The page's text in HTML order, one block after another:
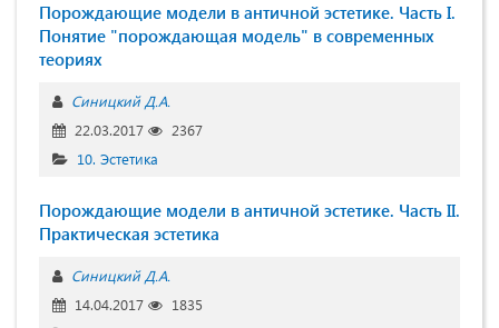
Порождающие модели в античной эстетике. Часть I.
Понятие "порождающая модель" в современных
теориях
Синицкий Д.А.
22.03.2017
2367
10. Эстетика
Порождающие модели в античной эстетике. Часть II.
Практическая эстетика
Синицкий Д.А.
14.04.2017
1835